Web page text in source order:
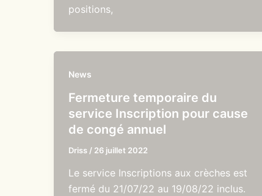
positions,
News
Fermeture temporaire du
service Inscription pour cause
de congé annuel
Driss / 26 juillet 2022
Le service Inscriptions aux crèches est
fermé du 21/07/22 au 19/08/22 inclus.